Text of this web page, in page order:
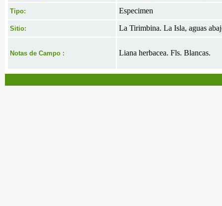
Tipo: Especimen
Sitio: La Tirimbina. La Isla, aguas
Notas de Campo : Liana herbacea. Fls. Blancas.